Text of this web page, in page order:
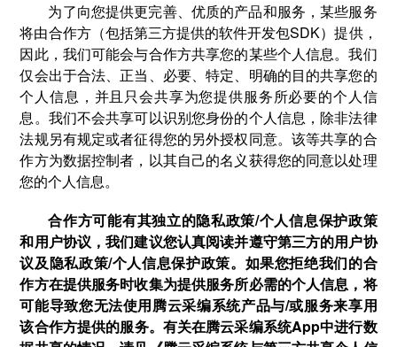
为了向您提供更完善、优质的产品和服务，某些服务
将由合作方（包括第三方提供的软件开发包SDK）提供，
因此，我们可能会与合作方共享您的某些个人信息。我们
仅会出于合法、正当、必要、特定、明确的目的共享您的
个人信息，并且只会共享为您提供服务所必要的个人信
息。我们不会共享可以识别您身份的个人信息，除非法律
法规另有规定或者征得您的另外授权同意。该等共享的合
作方为数据控制者，以其自己的名义获得您的同意以处理
您的个人信息。
合作方可能有其独立的隐私政策/个人信息保护政策
和用户协议，我们建议您认真阅读并遵守第三方的用户协
议及隐私政策/个人信息保护政策。如果您拒绝我们的合
作方在提供服务时收集为提供服务所必需的个人信息，将
可能导致您无法使用腾云采编系统产品与/或服务来享用
该合作方提供的服务。有关在腾云采编系统App中进行数